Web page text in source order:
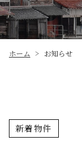
ホーム > お知らせ
新着物件